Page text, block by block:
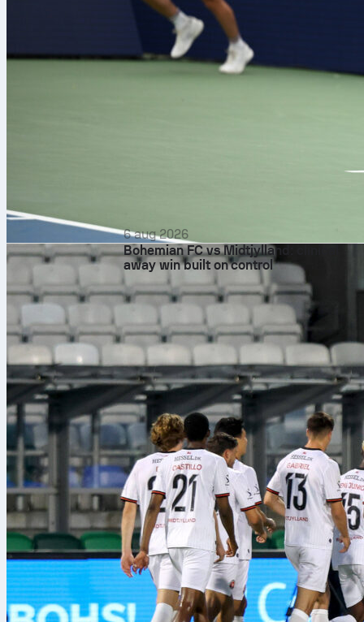
6 aug 2026
Bohemian FC vs Midtjylland: clinical
away win built on control